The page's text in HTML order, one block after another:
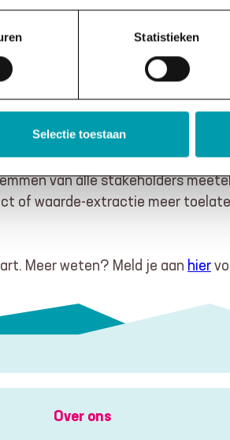
Statistieken
Selectie toestaan
van álle stakeholders
of waarde-extractie meer
Meer weten? Meld je aan hier
Over ons